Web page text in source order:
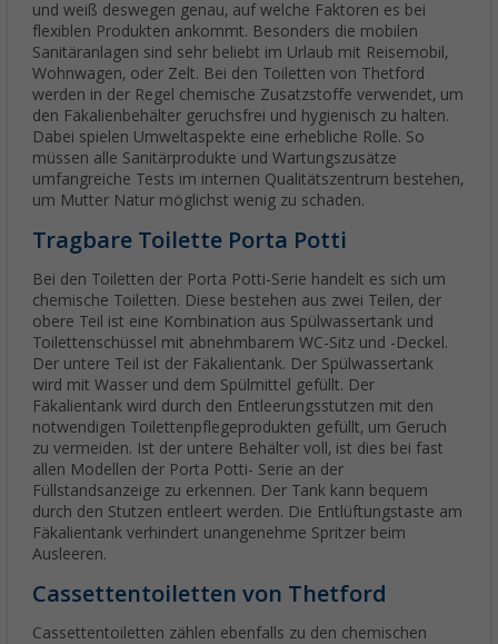
und weiß deswegen genau, auf welche Faktoren es bei
flexiblen Produkten ankommt. Besonders die mobilen
Sanitäranlagen sind sehr beliebt im Urlaub mit Reisemobil,
Wohnwagen, oder Zelt. Bei den Toiletten von Thetford
werden in der Regel chemische Zusatzstoffe verwendet, um
den Fäkalienbehälter geruchsfrei und hygienisch zu halten.
Dabei spielen Umweltaspekte eine erhebliche Rolle. So
müssen alle Sanitärprodukte und Wartungszusätze
umfangreiche Tests im internen Qualitätszentrum bestehen,
um Mutter Natur möglichst wenig zu schaden.
Tragbare Toilette Porta Potti
Bei den Toiletten der Porta Potti-Serie handelt es sich um
chemische Toiletten. Diese bestehen aus zwei Teilen, der
obere Teil ist eine Kombination aus Spülwassertank und
Toilettenschüssel mit abnehmbarem WC-Sitz und -Deckel.
Der untere Teil ist der Fäkalientank. Der Spülwassertank
wird mit Wasser und dem Spülmittel gefüllt. Der
Fäkalientank wird durch den Entleerungsstutzen mit den
notwendigen Toilettenpflegeprodukten gefüllt, um Geruch
zu vermeiden. Ist der untere Behälter voll, ist dies bei fast
allen Modellen der Porta Potti- Serie an der
Füllstandsanzeige zu erkennen. Der Tank kann bequem
durch den Stutzen entleert werden. Die Entlüftungstaste am
Fäkalientank verhindert unangenehme Spritzer beim
Ausleeren.
Cassettentoiletten von Thetford
Cassettentoiletten zählen ebenfalls zu den chemischen